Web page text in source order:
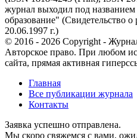
журнал выходил под
образование" (Свидетельство
20.06.1997 г.)
© 2016 - 2026 Copyright -
Авторское право. При любом
сайта, прямая активная
Главная
Все публикации журнала
Контакты
Заявка успешно отправлена.
Мы скоро свяжемся с вами,